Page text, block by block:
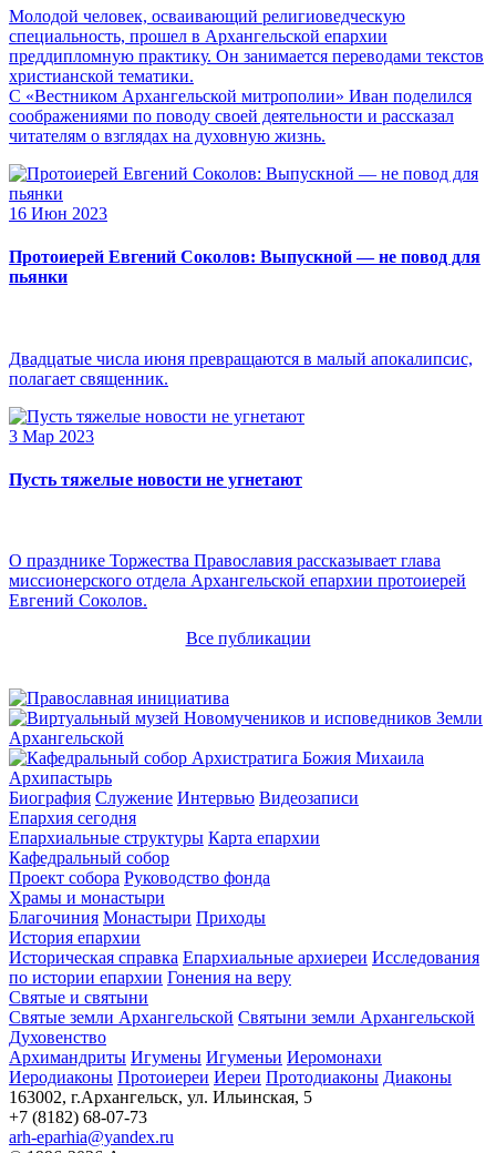
Молодой человек, осваивающий религиоведческую
специальность, прошел в Архангельской епархии
преддипломную практику. Он занимается переводами текстов
христианской тематики.
С «Вестником Архангельской митрополии» Иван поделился
соображениями по поводу своей деятельности и рассказал
читателям о взглядах на духовную жизнь.
16 Июн 2023
Протоиерей Евгений Соколов: Выпускной — не повод для
пьянки
Двадцатые числа июня превращаются в малый апокалипсис,
полагает священник.
3 Мар 2023
Пусть тяжелые новости не угнетают
О празднике Торжества Православия рассказывает глава
миссионерского отдела Архангельской епархии протоиерей
Евгений Соколов.
Все публикации
Архипастырь
Биография Служение Интервью Видеозаписи
Епархия сегодня
Епархиальные структуры Карта епархии
Кафедральный собор
Проект собора Руководство фонда
Храмы и монастыри
Благочиния Монастыри Приходы
История епархии
Историческая справка Епархиальные архиереи Исследования
по истории епархии Гонения на веру
Святые и святыни
Святые земли Архангельской Святыни земли Архангельской
Духовенство
Архимандриты Игумены Игуменьи Иеромонахи
Иеродиаконы Протоиереи Иереи Протодиаконы Диаконы
163002, г.Архангельск, ул. Ильинская, 5
+7 (8182) 68-07-73
arh-eparhia@yandex.ru